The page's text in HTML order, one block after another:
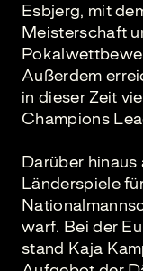
Esbjerg, mit
Meisterschaft
Außerdem
in dieser Zeit
Champions
Darüber
Länderspiele
warf. Bei der
stand Kaja